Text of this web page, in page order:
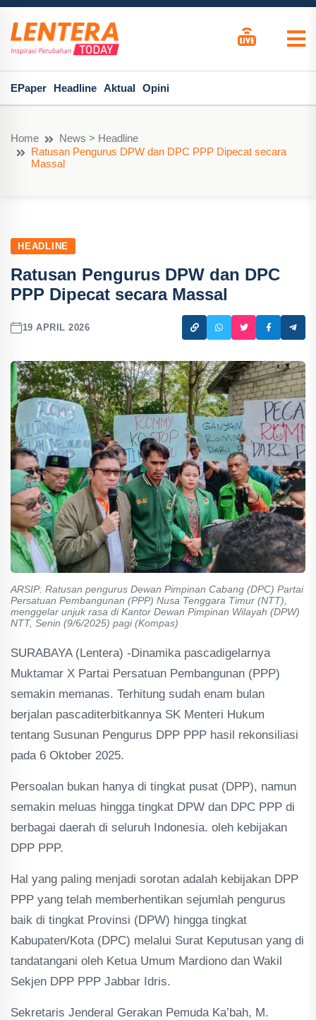
EPaper Headline Aktual Opini
Home
News > Headline
Ratusan Pengurus DPW dan DPC PPP Dipecat secara
Massal
HEADLINE
Ratusan Pengurus DPW dan DPC
PPP Dipecat secara Massal
19 APRIL 2026
ARSIP: Ratusan pengurus Dewan Pimpinan Cabang (DPC) Partai
Persatuan Pembangunan (PPP) Nusa Tenggara Timur (NTT),
menggelar unjuk rasa di Kantor Dewan Pimpinan Wilayah (DPW)
NTT, Senin (9/6/2025) pagi (Kompas)
SURABAYA (Lentera) -Dinamika pascadigelarnya
Muktamar X Partai Persatuan Pembangunan (PPP)
semakin memanas. Terhitung sudah enam bulan
berjalan pascaditerbitkannya SK Menteri Hukum
tentang Susunan Pengurus DPP PPP hasil rekonsiliasi
pada 6 Oktober 2025.
Persoalan bukan hanya di tingkat pusat (DPP), namun
semakin meluas hingga tingkat DPW dan DPC PPP di
berbagai daerah di seluruh Indonesia. oleh kebijakan
DPP PPP.
Hal yang paling menjadi sorotan adalah kebijakan DPP
PPP yang telah memberhentikan sejumlah pengurus
baik di tingkat Provinsi (DPW) hingga tingkat
Kabupaten/Kota (DPC) melalui Surat Keputusan yang di
tandatangani oleh Ketua Umum Mardiono dan Wakil
Sekjen DPP PPP Jabbar Idris.
Sekretaris Jenderal Gerakan Pemuda Ka’bah, M.